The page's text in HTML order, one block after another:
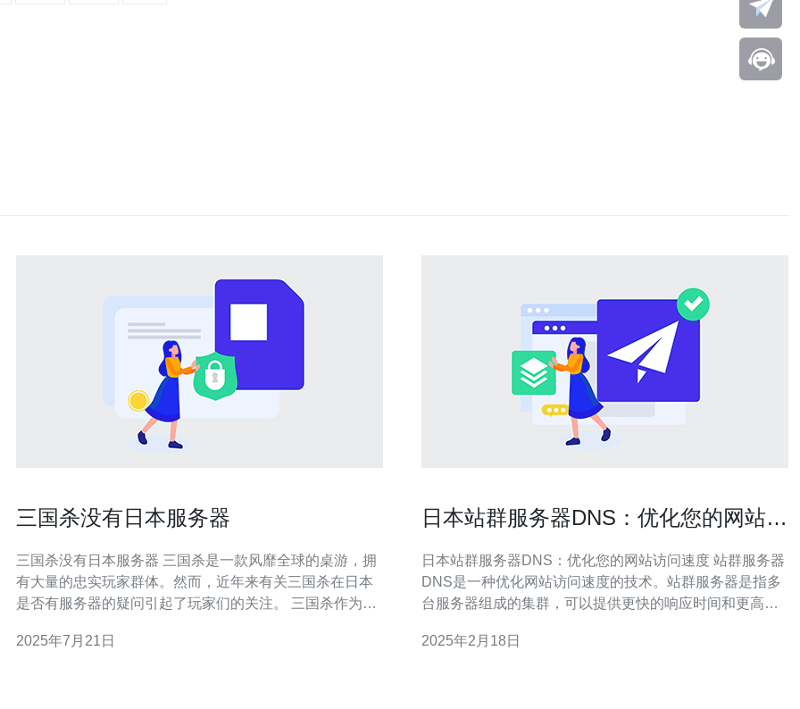
三国杀没有日本服务器
三国杀没有日本服务器 三国杀是一款风靡全球的桌游，拥
有大量的忠实玩家群体。然而，近年来有关三国杀在日本
是否有服务器的疑问引起了玩家们的关注。 三国杀作为一
喜爱。在日本，三国杀也有着相当大的粉丝群体，许多玩
2025年7月21日
日本站群服务器DNS：优化您的网站访
日本站群服务器DNS：优化您的网站访问速度 站群服务器
DNS是一种优化网站访问速度的技术。站群服务器是指多
台服务器组成的集群，可以提供更快的响应时间和更高的
统。通过使用站群服务器DNS，可以将用户的请求分发到
2025年2月18日